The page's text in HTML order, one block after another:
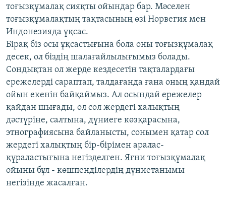
тоғызқұмалақ сияқты ойындар бар. Мәселен
тоғызқұмалақтың тақтасының өзі Норвегия мен
Индонезияда ұқсас.
Бірақ біз осы ұқсастығына бола оны тоғызқұмалақ
десек, ол біздің шалағайлылығымыз болады.
Сондықтан ол жерде кездесетін тақталардағы
ережелерді сараптап, талдағанда ғана оның қандай
ойын екенін байқаймыз. Ал осындай ережелер
қайдан шығады, ол сол жердегі халықтың
дәстүріне, салтына, дүниеге көзқарасына,
этнографиясына байланысты, сонымен қатар сол
жердегі халықтың бір-бірімен аралас-
құраластығына негізделген. Яғни тоғызқұмалақ
ойыны бұл - көшпенділердің дүниетанымы
негізінде жасалған.